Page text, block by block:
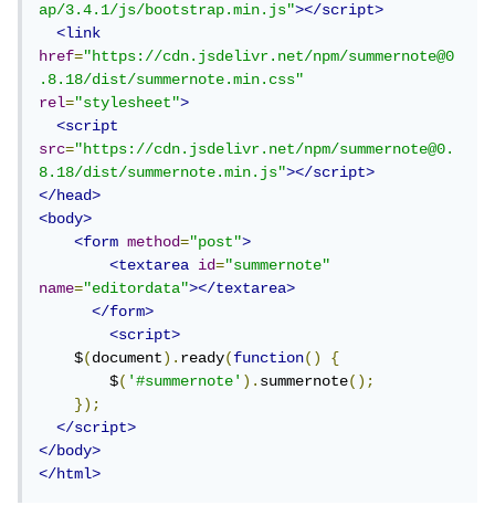
ap/3.4.1/js/bootstrap.min.js"></script>
<link
href="https://cdn.jsdelivr.net/npm/summernote@0
.8.18/dist/summernote.min.css"
rel="stylesheet">
<script
src="https://cdn.jsdelivr.net/npm/summernote@0.
8.18/dist/summernote.min.js"></script>
</head>
<body>
<form
method="post">
<textarea
id="summernote"
name="editordata"></textarea>
</form>
<script>
    $
(document).ready(function()
{
        $
('#summernote').summernote();
});
</script>
</body>
</html>